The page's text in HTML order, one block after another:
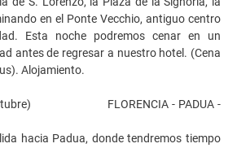
en el Ponte Vecchio, antiguo centro
Esta noche podremos cenar en un
antes de regresar a nuestro hotel. (Cena
Alojamiento.
Octubre) FLORENCIA - PADUA -
hacia Padua, donde tendremos tiempo